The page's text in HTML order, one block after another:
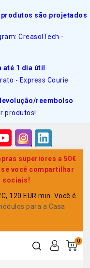
são projetados
CreasolTech -
1 dia útil
- Express Courie
reembolso
produtos!
superiores a 50€
você compartilhar
sociais!
120 EUR min. Você é
para a Casa
0